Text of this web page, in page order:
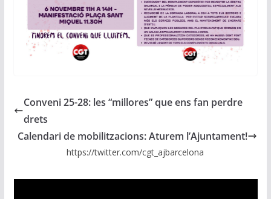
Conveni 25-28: les “millores” que ens fan perdre
drets
Calendari de mobilitzacions: Aturem l’Ajuntament!
https://twitter.com/cgt_ajbarcelona